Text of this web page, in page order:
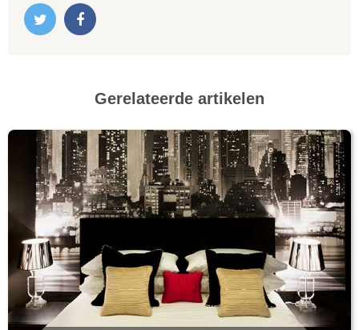
Gerelateerde artikelen